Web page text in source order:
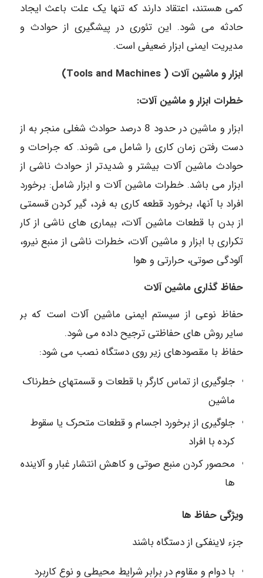
کمی هستند، اعتقاد دارند که تنها یک علت باعث ایجاد
حادثه می شود. این تئوری در پیشگیری از حوادث و
مدیریت ایمنی ابزار ضعیفی است.
ابزار و ماشین آلات ( Tools and Machines)
خطرات ابزار و ماشین آلات:
ابزار و ماشین در حدود 8 درصد حوادث شغلی منجر به از
دست رفتن زمان کاری را شامل می شوند. که جراحات و
حوادث ماشین آلات بیشتر و شدیدتر از حوادث ناشی از
ابزار می باشد. خطرات ماشین آلات و ابزار شامل: برخورد
افراد با آنها، برخورد قطعه کاری به فرد، گیر کردن قسمتی
از بدن با قطعات ماشین آلات، بیماری های ناشی از کار
تکراری با ابزار و ماشین آلات، خطرات ناشی از منبع نیرو،
آلودگی صوتی، حرارتی و هوا
حفاظ گذاری ماشین آلات
حفاظ نوعی از سیستم ایمنی ماشین آلات است که بر
سایر روش های حفاظتی ترجیح داده می شود.
حفاظ با مقصودهای زیر روی دستگاه نصب می شود:
جلوگیری از تماس کارگر با قطعات و قسمتهای خطرناک
ماشین
جلوگیری از برخورد اجسام و قطعات متحرک یا سقوط
کرده با افراد
محصور کردن منبع صوتی و کاهش انتشار غبار و آلاینده
ها
ویژگی حفاظ ها
جزء لاینفکی از دستگاه باشند
با دوام و مقاوم در برابر شرایط محیطی و نوع کاربرد